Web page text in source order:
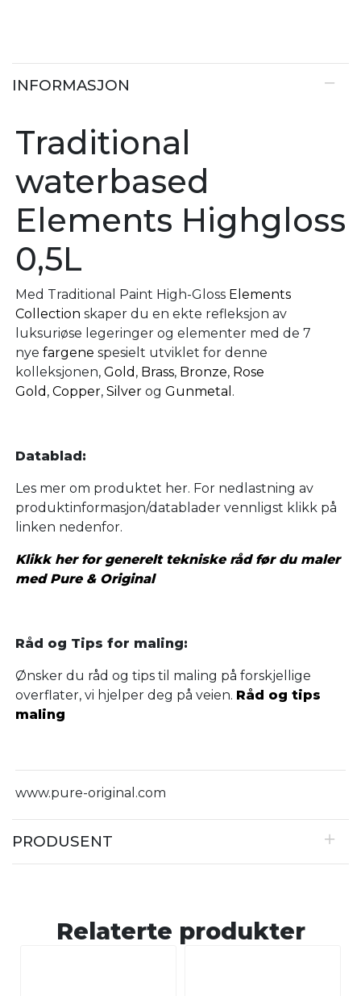
INFORMASJON
Traditional
waterbased
Elements Highgloss
0,5L
Med Traditional Paint High-Gloss Elements
Collection skaper du en ekte refleksjon av
luksuriøse legeringer og elementer med de 7
nye fargene spesielt utviklet for denne
kolleksjonen, Gold , Brass, Bronze, Rose
Gold , Copper, Silver og Gunmetal .
Datablad:
Les mer om produktet her. For nedlastning av
produktinformasjon/datablader vennligst klikk på
linken nedenfor.
Klikk her for generelt tekniske råd før du maler
med Pure & Original
Råd og Tips for maling:
Ønsker du råd og tips til maling på forskjellige
overflater, vi hjelper deg på veien. Råd og tips
maling
www.pure-original.com
PRODUSENT
Relaterte produkter